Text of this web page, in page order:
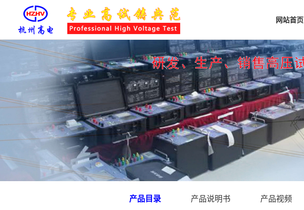
网站首页
产品目录 产品说明书 产品视频